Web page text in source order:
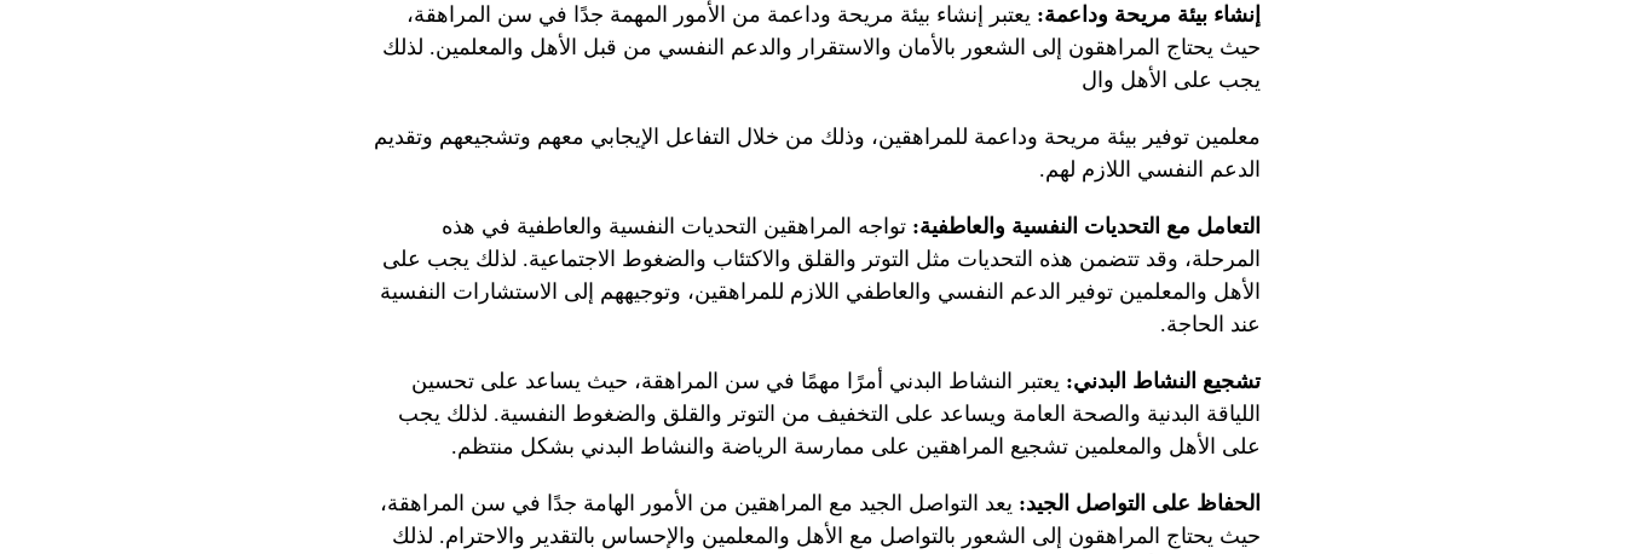
إنشاء بيئة مريحة وداعمة: يعتبر إنشاء بيئة مريحة وداعمة من الأمور المهمة جدًا في سن المراهقة،
حيث يحتاج المراهقون إلى الشعور بالأمان والاستقرار والدعم النفسي من قبل الأهل والمعلمين. لذلك
يجب على الأهل وال
معلمين توفير بيئة مريحة وداعمة للمراهقين، وذلك من خلال التفاعل الإيجابي معهم وتشجيعهم وتقديم
الدعم النفسي اللازم لهم.
التعامل مع التحديات النفسية والعاطفية: تواجه المراهقين التحديات النفسية والعاطفية في هذه
المرحلة، وقد تتضمن هذه التحديات مثل التوتر والقلق والاكتئاب والضغوط الاجتماعية. لذلك يجب على
الأهل والمعلمين توفير الدعم النفسي والعاطفي اللازم للمراهقين، وتوجيههم إلى الاستشارات النفسية
عند الحاجة.
تشجيع النشاط البدني: يعتبر النشاط البدني أمرًا مهمًا في سن المراهقة، حيث يساعد على تحسين
اللياقة البدنية والصحة العامة ويساعد على التخفيف من التوتر والقلق والضغوط النفسية. لذلك يجب
على الأهل والمعلمين تشجيع المراهقين على ممارسة الرياضة والنشاط البدني بشكل منتظم.
الحفاظ على التواصل الجيد: يعد التواصل الجيد مع المراهقين من الأمور الهامة جدًا في سن المراهقة،
حيث يحتاج المراهقون إلى الشعور بالتواصل مع الأهل والمعلمين والإحساس بالتقدير والاحترام. لذلك